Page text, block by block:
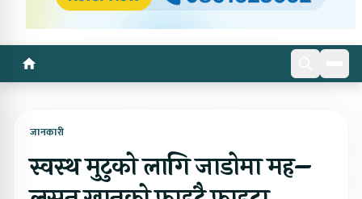
जानकारी
स्वस्थ मुटुको लागि जाडोमा मह–